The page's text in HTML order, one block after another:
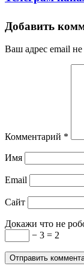
Добавить
Ваш адрес email не
Комментарий *
Имя
Email
Сайт
Докажи что не
− 3 = 2